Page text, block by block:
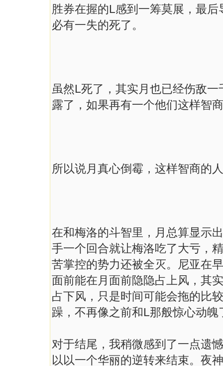
胜券在握的L感到一筹莫展，最后
必有一失的死了。
虽然L死了，其实月也已经伤敌
露了，如果再有一个他们这样智
所以说月真心倒霉，这样智商的
在和梅洛的斗智里，月总算显示
手一个回合就让梅洛吃了大亏，
苦掌控的势力还被全灭。尼亚在
面前能在月面前隐隐占上风，其
占下风，只是时间可能会拖的比
躁，不再像之前和L那般惊心动魄
对于结尾，我稍微感到了一点遗
以以一个华丽的逆转来结束。夜